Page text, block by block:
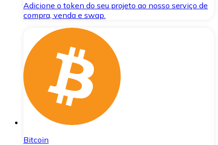
Adicione o token do seu projeto ao nosso serviço de
compra, venda e swap.
Bitcoin